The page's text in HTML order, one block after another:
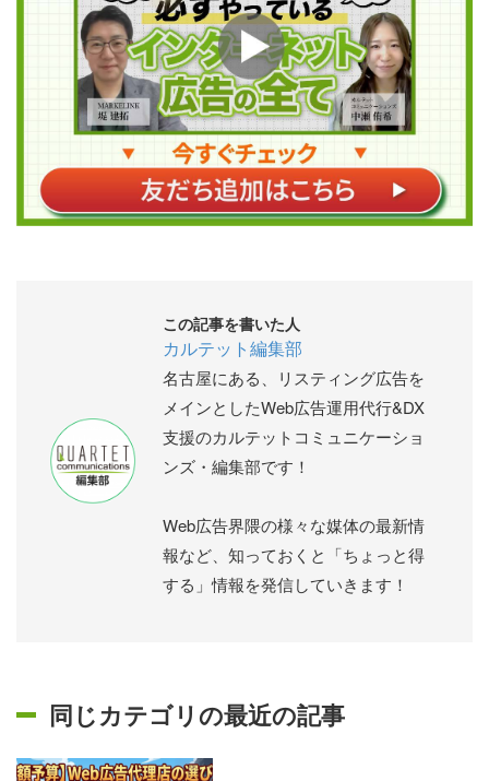
この記事を書いた人
カルテット編集部
名古屋にある、リスティング広告を
メインとしたWeb広告運用代行&DX
支援のカルテットコミュニケーショ
ンズ・編集部です！
Web広告界隈の様々な媒体の最新情
報など、知っておくと「ちょっと得
する」情報を発信していきます！
同じカテゴリの最近の記事